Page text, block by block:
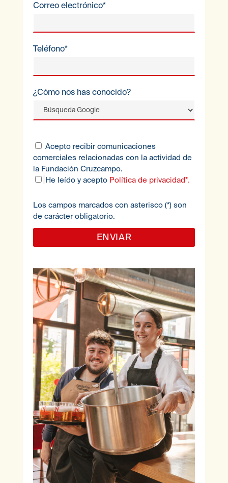
Correo electrónico*
Teléfono*
¿Cómo nos has conocido?
Acepto recibir comunicaciones
comerciales relacionadas con la actividad de
la Fundación Cruzcampo.
He leído y acepto Política de privacidad*.
Los campos marcados con asterisco (*) son
de carácter obligatorio.